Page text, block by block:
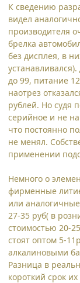
К сведению
видел
производителя
брелка
без дисплея, в
до 99, питание
наотрез
рублей. Но судя
серийное и не
что постоянно
не менял.
применении
Немного о
фирменные
или
27-35 руб( в
стоимостью 20-
стоят оптом 5-
алкалиновыми
Разница в
короткий срок